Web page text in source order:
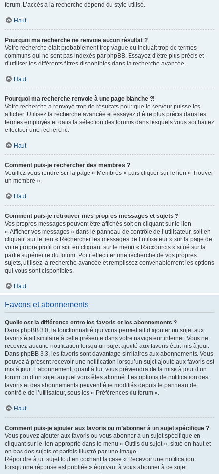
forum. L’accès à la recherche dépend du style utilisé.
Haut
Pourquoi ma recherche ne renvoie aucun résultat ?
Votre recherche était probablement trop vague ou incluait trop de termes
communs qui ne sont pas indexés par phpBB. Essayez d’être plus précis et
d’utiliser les différents filtres disponibles dans la recherche avancée.
Haut
Pourquoi ma recherche renvoie à une page blanche ?!
Votre recherche a renvoyé trop de résultats pour que le serveur puisse les
afficher. Utilisez la recherche avancée et essayez d’être plus précis dans les
termes employés et dans la sélection des forums dans lesquels vous souhaitez
effectuer une recherche.
Haut
Comment puis-je rechercher des membres ?
Veuillez vous rendre sur la page « Membres » puis cliquer sur le lien « Trouver
un membre ».
Haut
Comment puis-je retrouver mes propres messages et sujets ?
Vos propres messages peuvent être affichés soit en cliquant sur le lien
« Afficher vos messages » dans le panneau de contrôle de l’utilisateur, soit en
cliquant sur le lien « Rechercher les messages de l’utilisateur » sur la page de
votre propre profil ou soit en cliquant sur le menu « Raccourcis » situé sur la
partie supérieure du forum. Pour effectuer une recherche de vos propres
sujets, utilisez la recherche avancée et remplissez convenablement les options
qui vous sont disponibles.
Haut
Favoris et abonnements
Quelle est la différence entre les favoris et les abonnements ?
Dans phpBB 3.0, la fonctionnalité qui vous permettait d’ajouter un sujet aux
favoris était similaire à celle présente dans votre navigateur internet. Vous ne
receviez aucune notification lorsqu’un sujet ajouté aux favoris était mis à jour.
Dans phpBB 3.3, les favoris sont davantage similaires aux abonnements. Vous
pouvez à présent recevoir une notification lorsqu’un sujet ajouté aux favoris est
mis à jour. L’abonnement, quant à lui, vous préviendra de la mise à jour d’un
forum ou d’un sujet auquel vous êtes abonné. Les options de notification des
favoris et des abonnements peuvent être modifiés depuis le panneau de
contrôle de l’utilisateur, sous les « Préférences du forum ».
Haut
Comment puis-je ajouter aux favoris ou m’abonner à un sujet spécifique ?
Vous pouvez ajouter aux favoris ou vous abonner à un sujet spécifique en
cliquant sur le lien approprié dans le menu « Outils du sujet », situé en haut et
en bas des sujets et parfois illustré par une image.
Répondre à un sujet tout en cochant la case « Recevoir une notification
lorsqu’une réponse est publiée » équivaut à vous abonner à ce sujet.